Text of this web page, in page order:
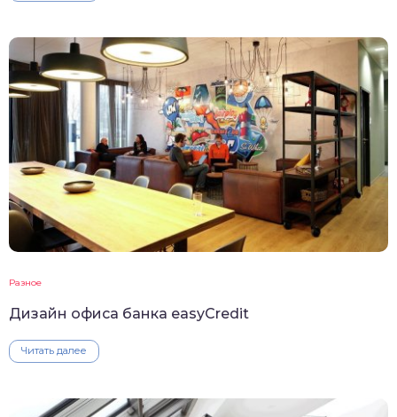
Разное
Дизайн офиса банка easyCredit
Читать далее